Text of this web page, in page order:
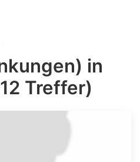
in
Treffer)